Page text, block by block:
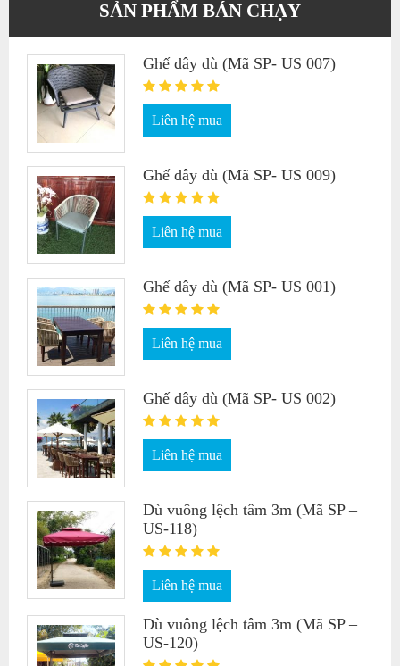
SẢN PHẨM BÁN CHẠY
Ghế dây dù (Mã SP- US 007)
Liên hệ mua
Ghế dây dù (Mã SP- US 009)
Liên hệ mua
Ghế dây dù (Mã SP- US 001)
Liên hệ mua
Ghế dây dù (Mã SP- US 002)
Liên hệ mua
Dù vuông lệch tâm 3m (Mã SP –
US-118)
Liên hệ mua
Dù vuông lệch tâm 3m (Mã SP –
US-120)